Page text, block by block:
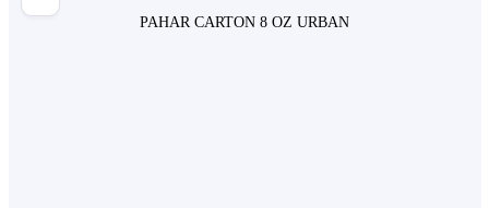
PAHAR CARTON 8 OZ URBAN